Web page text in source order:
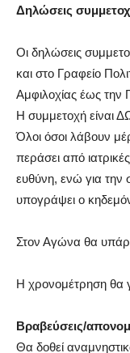
Δηλώσεις
Οι δηλώσεις
και στο Γραφείο
Αμφιλοχίας έως την
H συμμετοχή είναι
Όλοι όσοι λάβουν
περάσει από
ευθύνη, ενώ για την
υπογράψει ο
Στον Αγώνα θα
Η χρονομέτρηση θα
Βραβεύσεις/
Θα δοθεί